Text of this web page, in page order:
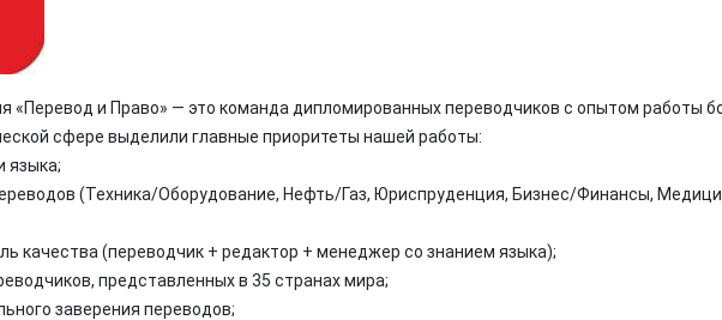
«Перевод и Право» — это команда дипломированных переводчиков с опытом работы
сфере выделили главные приоритеты нашей работы:
языка;
(Техника/Оборудование, Нефть/Газ, Юриспруденция, Бизнес/Финансы,
качества (переводчик + редактор + менеджер со знанием языка);
представленных в 35 странах мира;
заверения переводов;